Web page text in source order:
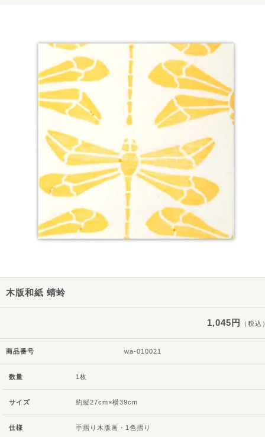
数量 1枚
サイズ 約縦27cm×横39cm
仕様 手摺り木版画・1色摺り
木版和紙 蜻蛉
1,045円 （税込
商品番号 wa-010021